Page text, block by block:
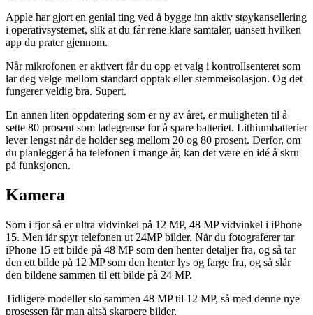
Apple har gjort en genial ting ved å bygge inn aktiv støykansellering
i operativsystemet, slik at du får rene klare samtaler, uansett hvilken
app du prater gjennom.
Når mikrofonen er aktivert får du opp et valg i kontrollsenteret som
lar deg velge mellom standard opptak eller stemmeisolasjon. Og det
fungerer veldig bra. Supert.
En annen liten oppdatering som er ny av året, er muligheten til å
sette 80 prosent som ladegrense for å spare batteriet. Lithiumbatterier
lever lengst når de holder seg mellom 20 og 80 prosent. Derfor, om
du planlegger å ha telefonen i mange år, kan det være en idé å skru
på funksjonen.
Kamera
Som i fjor så er ultra vidvinkel på 12 MP, 48 MP vidvinkel i iPhone
15. Men iår spyr telefonen ut 24MP bilder. Når du fotograferer tar
iPhone 15 ett bilde på 48 MP som den henter detaljer fra, og så tar
den ett bilde på 12 MP som den henter lys og farge fra, og så slår
den bildene sammen til ett bilde på 24 MP.
Tidligere modeller slo sammen 48 MP til 12 MP, så med denne nye
prosessen får man altså skarpere bilder.